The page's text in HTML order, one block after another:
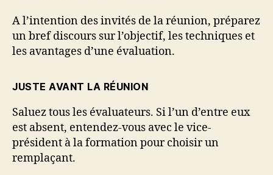
A l’intention des invités de la réunion, préparez
un bref discours sur l’objectif, les techniques et
les avantages d’une évaluation.
JUSTE AVANT LA RÉUNION
Saluez tous les évaluateurs. Si l’un d’entre eux
est absent, entendez-vous avec le vice-
président à la formation pour choisir un
remplaçant.